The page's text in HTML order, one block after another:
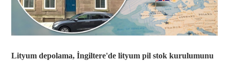
Lityum depolama, İngiltere'de lityum pil stok kurulumunu